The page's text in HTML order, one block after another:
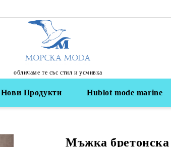
обличаме те със стил и усмивка
Нови Продукти Hublot mode marine
Мъжка бретонска